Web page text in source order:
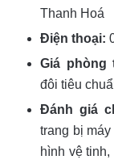
Thanh Hoá
Điện thoại:
Giá phòng
đôi tiêu
Đánh giá
trang bị
hình vệ